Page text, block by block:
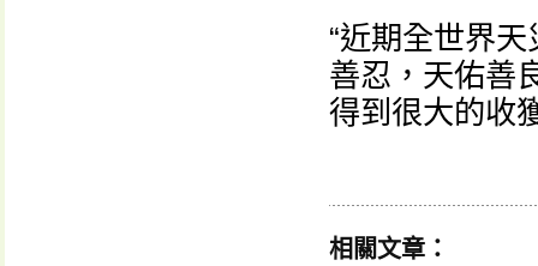
“近期全世界
善忍，天佑善
得到很大的收
相關文章：